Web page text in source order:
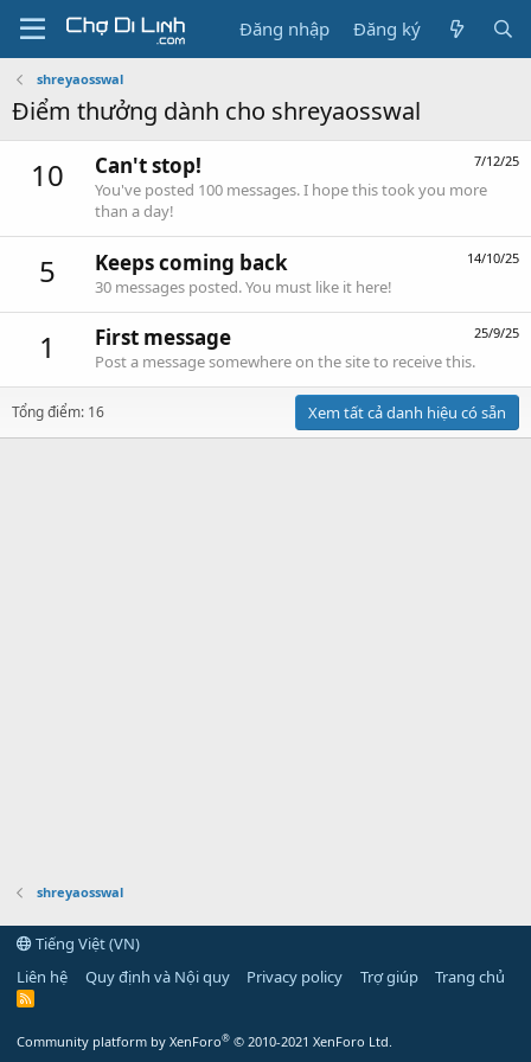
Đăng nhập Đăng ký
shreyaosswal
Điểm thưởng dành cho shreyaosswal
10 7/12/25
Can't stop!
You've posted 100 messages. I hope this took you more
than a day!
5 14/10/25
Keeps coming back
30 messages posted. You must like it here!
1 25/9/25
First message
Post a message somewhere on the site to receive this.
Tổng điểm: 16 Xem tất cả danh hiệu có sẵn
shreyaosswal
Tiếng Việt (VN)
Liên hệ
Quy định và Nội quy Privacy policy Trợ giúp Trang chủ
R
Community platform by XenForo® © 2010-2021 XenForo Ltd.